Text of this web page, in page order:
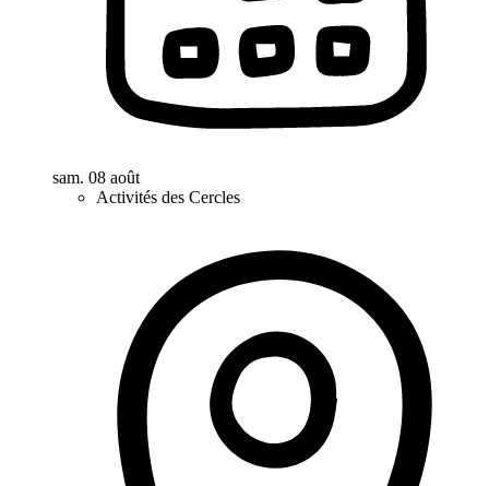
sam. 08 août
Activités des Cercles